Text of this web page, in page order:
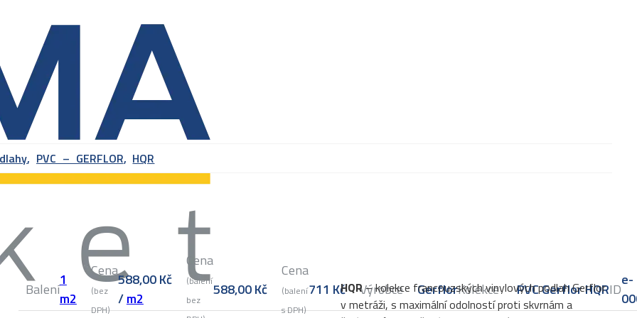
, PVC – GERFLOR, HQR
Balení1
m2
Cena
(bez
DPH)
588,00Kč
/m2
Cena
(balení
bez
588,00Kč
Cena
(balení
s DPH)
711 Kč Výrobce GerflorKolekce PVC Gerflor HQRIDe-
HQR– kolekce francouzských vinylových podlah Gerflor
v metráži, s maximální odolností proti skvrnám a